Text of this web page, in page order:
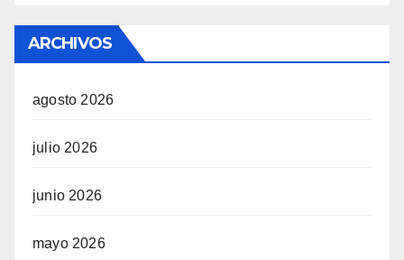
ARCHIVOS
agosto 2026
julio 2026
junio 2026
mayo 2026